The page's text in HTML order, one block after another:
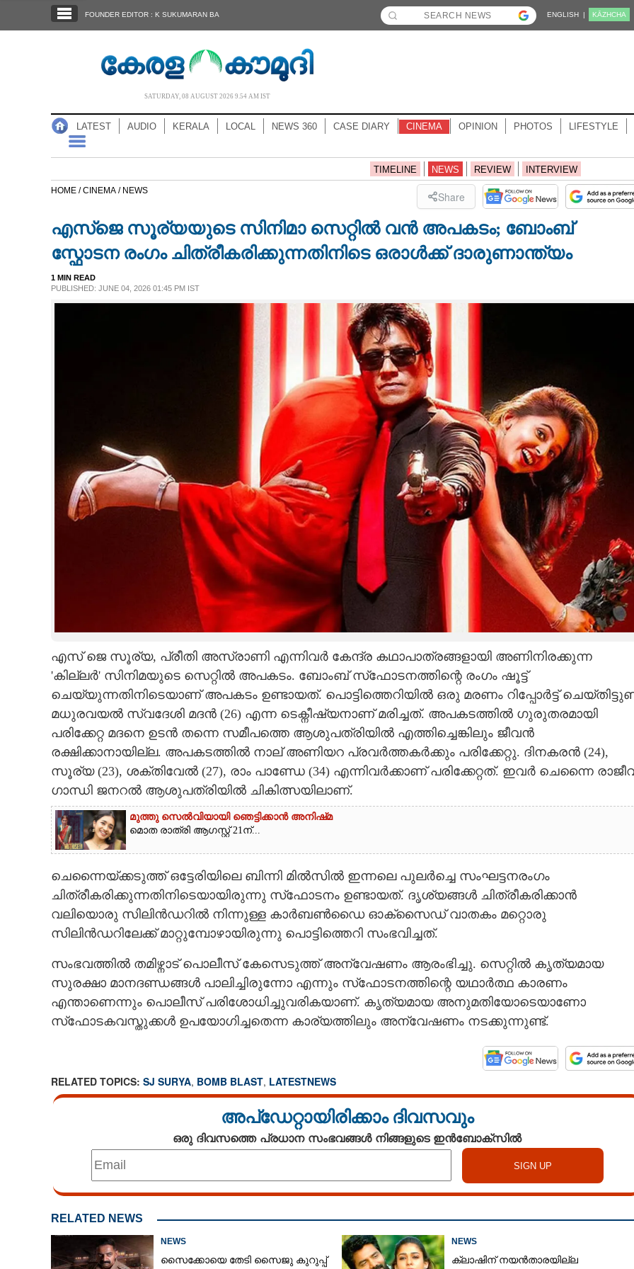
NOTIFIED NEWS
NEWS 360
CASE DIARY
CARTOONS
LITERATURE
CONTACT US
FOUNDER EDITOR : K SUKUMARAN BA ENGLISH | KĀZHCHA
SATURDAY, 08 AUGUST 2026 9.54 AM IST
LATEST AUDIO KERALA LOCAL NEWS 360 CASE DIARY CINEMA OPINION PHOTOS LIFESTYLE
TIMELINE NEWS REVIEW INTERVIEW
HOME /CINEMA / NEWS Share
എസ്‌ജെ സൂര്യയുടെ സിനിമാ സെറ്റിൽ വൻ അപകടം; ബോംബ്
സ്ഫോടന രംഗം ചിത്രീകരിക്കുന്നതിനിടെ ഒരാൾക്ക് ദാരുണാന്ത്യം
1 MIN READ
PUBLISHED: JUNE 04, 2026 01:45 PM IST
എസ് ജെ സൂര്യ, പ്രീതി അസ്രാണി എന്നിവർ കേന്ദ്ര കഥാപാത്രങ്ങളായി അണിനിരക്കുന്ന
'കില്ലർ' സിനിമയുടെ സെറ്റിൽ അപകടം. ബോംബ് സ്‌ഫോടനത്തിന്റെ രംഗം ഷൂട്ട്
ചെയ്യുന്നതിനിടെയാണ് അപകടം ഉണ്ടായത്. പൊട്ടിത്തെറിയിൽ ഒരു മരണം റിപ്പോർട്ട്
മധുരവയൽ സ്വദേശി മദൻ (26) എന്ന ടെക്നീഷ്യനാണ് മരിച്ചത്. അപകടത്തിൽ ഗുരുതരമായി
പരിക്കേറ്റ മദനെ ഉടൻ തന്നെ സമീപത്തെ ആശുപത്രിയിൽ എത്തിച്ചെങ്കിലും ജീവൻ
രക്ഷിക്കാനായില്ല. അപകടത്തിൽ നാല് അണിയറ പ്രവർത്തകർക്കും പരിക്കേറ്റു. ദിനകരൻ (24),
സൂര്യ (23), ശക്തിവേൽ (27), രാം പാണ്ഡേ (34) എന്നിവർക്കാണ് പരിക്കേറ്റത്. ഇവർ ചെന്നൈ
ഗാന്ധി ജനറൽ ആശുപത്രിയിൽ ചികിത്സയിലാണ്.
മുത്തു സെൽവിയായി ഞെട്ടിക്കാൻ അനിഷ്‌മ
മൊത രാത്രി ആഗസ്റ്റ് 21ന്...
ചെന്നൈയ്ക്കടുത്ത് ഒട്ടേരിയിലെ ബിന്നി മിൽസിൽ ഇന്നലെ പുലർച്ചെ സംഘട്ടനരംഗം
ചിത്രീകരിക്കുന്നതിനിടെയായിരുന്നു സ്‌ഫോടനം ഉണ്ടായത്. ദൃശ്യങ്ങൾ ചിത്രീകരിക്കാൻ
വലിയൊരു സിലിൻഡറിൽ നിന്നുള്ള കാർബൺഡൈ ഓക്‌സൈഡ് വാതകം മറ്റൊരു
സിലിൻഡറിലേക്ക് മാറ്റുമ്പോഴായിരുന്നു പൊട്ടിത്തെറി സംഭവിച്ചത്.
സംഭവത്തിൽ തമിഴ്നാട് പൊലീസ് കേസെടുത്ത് അന്വേഷണം ആരംഭിച്ചു. സെറ്റിൽ കൃത്യമായ
സുരക്ഷാ മാനദണ്ഡങ്ങൾ പാലിച്ചിരുന്നോ എന്നും സ്‌ഫോടനത്തിന്റെ യഥാർത്ഥ കാരണം
എന്താണെന്നും പൊലീസ് പരിശോധിച്ചുവരികയാണ്. കൃത്യമായ അനുമതിയോടെയാണോ
സ്‌ഫോടകവസ്തുക്കൾ ഉപയോഗിച്ചതെന്ന കാര്യത്തിലും അന്വേഷണം നടക്കുന്നുണ്ട്.
RELATED TOPICS: SJ SURYA, BOMB BLAST, LATESTNEWS
അപ്ഡേറ്റായിരിക്കാം ദിവസവും
ഒരു ദിവസത്തെ പ്രധാന സംഭവങ്ങൾ നിങ്ങളുടെ ഇൻബോക്സിൽ
RELATED NEWS
NEWS
സൈക്കോയെ തേടി സൈജു കുറുപ്പ്
NEWS
ക്ലാഷിന് നയൻതാരയില്ല
Share this link